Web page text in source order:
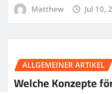
Matthew Jul 10,
ALLGEMEINER ARTIKEL
Welche Konzepte